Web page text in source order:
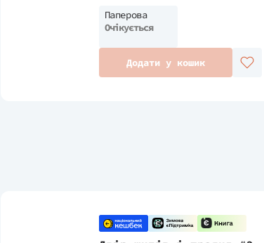
Паперова
Очікується
Додати у кошик